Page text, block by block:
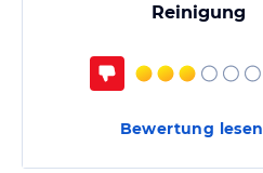
Reinigung
Bewertung lesen